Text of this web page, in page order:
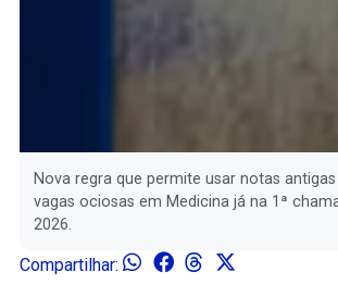
Nova regra que permite usar notas
vagas ociosas em Medicina já na 1ª
2026.
Compartilhar: